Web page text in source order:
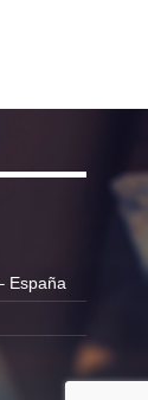
España